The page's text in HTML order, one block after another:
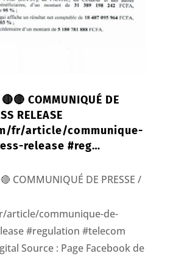
COMMUNIQUÉ DE
RELEASE
fr/article/communique-
release #reg…
COMMUNIQUÉ DE PRESSE /
article/communique-de-
#regulation #telecom
Source : Page Facebook de